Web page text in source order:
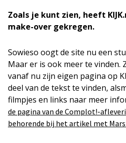
Zoals je kunt zien, heeft
make-over gekregen.
Sowieso oogt de site nu een
Maar er is ook meer te vinden.
vanaf nu zijn eigen pagina op
deel van de tekst te vinden,
filmpjes en links naar meer
de pagina van de Complot!-
behorende bij het artikel met